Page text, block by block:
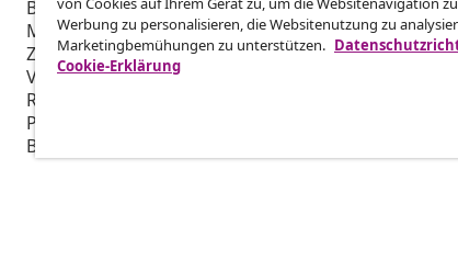
Bestellung verfolgen
Mein Konto
Zahlung
Versand & Lieferung
Retoure
Produktinformationen
Bestellung
Werbung zu personalisieren, die Websitenutzung zu
Marketingbemühungen zu unterstützen.
Cookie-Erklärung